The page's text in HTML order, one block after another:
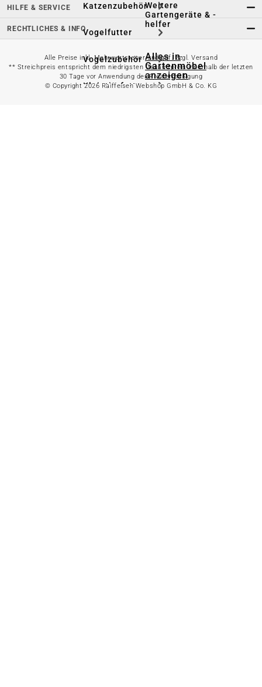
Katzenzubehör
Vogelfutter
Vogelzubehör
Kleintierfutter
Weitere
Gartengeräte & -
helfer
Alles in
Gartenmöbel
anzeigen
HILFE & SERVICE
RECHTLICHES & INFO
Alle Preise inkl. Mehrwertsteuer und ggf. zzgl. Versand
** Streichpreis entspricht dem niedrigsten Gesamtpreis innerhalb der letzten
30 Tage vor Anwendung der Preisermäßigung
© Copyright 2026 Raiffeisen Webshop GmbH & Co. KG